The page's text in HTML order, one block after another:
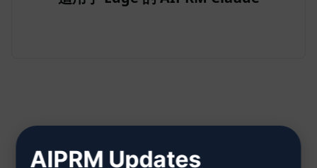
步骤 2：创建 Claude 账户
AIPRM Updates